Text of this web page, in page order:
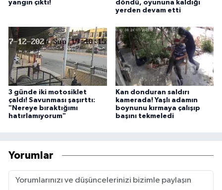
yangın çıktı!
döndü, oyununa kaldığı
yerden devam etti
3 günde iki motosiklet
çaldı! Savunması şaşırttı:
"Nereye bıraktığımı
hatırlamıyorum"
Kan donduran saldırı
kamerada! Yaşlı adamın
boynunu kırmaya çalışıp
başını tekmeledi
Yorumlar